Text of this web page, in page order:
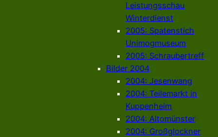
Leistungsschau
Winterdienst
2005: Spatenstich
Unimogmuseum
2005: Schraubertreff
Bilder 2004
2004: Jesenwang
2004: Teilemarkt in
Kuppenheim
2004: Altomünster
2004: Großglockner